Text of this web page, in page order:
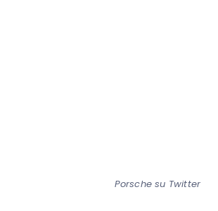
Porsche su Twitter